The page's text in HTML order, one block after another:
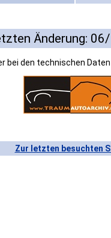
Änderung:
bei den technischen
Zur letzten besuchten